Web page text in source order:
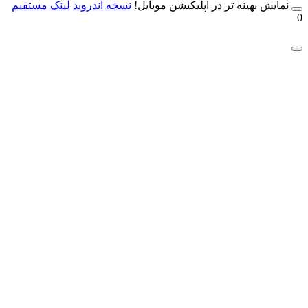
بهینه تر در اپلیکیشن موبایل!نسخه آندروید لینک مستقیم